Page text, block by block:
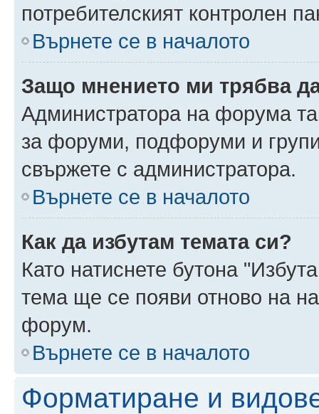
потребителският контролен
Върнете се в началото
Защо мнението ми трябва
Администратора на форума
за форуми, подфоруми и
свържете с администратора.
Върнете се в началото
Как да избутам темата си?
Като натиснете бутона
тема ще се появи отново на
форум.
Върнете се в началото
Форматиране и